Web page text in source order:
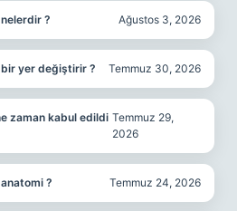
? Ağustos 3, 2026
bir yer değiştirir ? Temmuz 30, 2026
zaman kabul edildi Temmuz 29,
2026
? Temmuz 24, 2026